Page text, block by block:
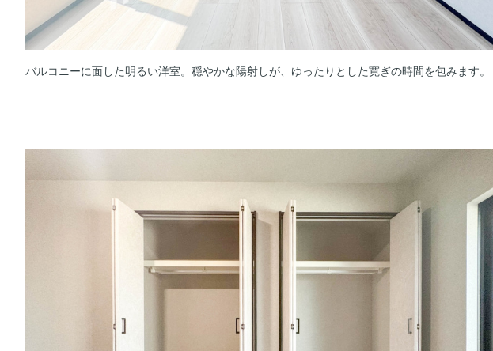
バルコニーに面した明るい洋室。穏やかな陽射しが、ゆったりとした寛ぎの時間を包みます。